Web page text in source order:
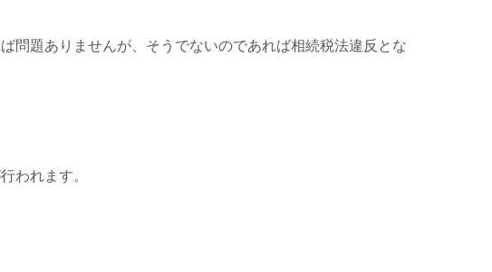
問題ありませんが、そうでないのであれば相続税法違反とな
われます。